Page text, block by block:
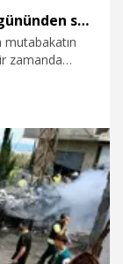
Trump: Mutabakatın içeriği cuma gününden sonra kamuoyuna duyurulabilecek
mutabakatın
zamanda